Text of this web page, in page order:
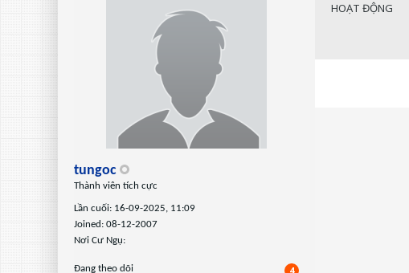
tungoc
Thành viên tích cực
Lần cuối: 16-09-2025, 11:09
Joined: 08-12-2007
Nơi Cư Ngụ:
Ðang theo dõi 4
HOẠT ĐỘNG